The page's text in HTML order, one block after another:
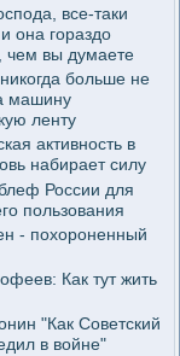
все-таки
она гораздо
чем вы думаете
больше не
машину
ленту
активность в
набирает силу
России для
пользования
- похороненный
Как тут жить
"Как Советский
в войне"